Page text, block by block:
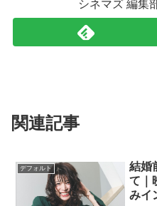
シネマズ 編集
関連記事
デフォルト
結婚
て｜
みイ